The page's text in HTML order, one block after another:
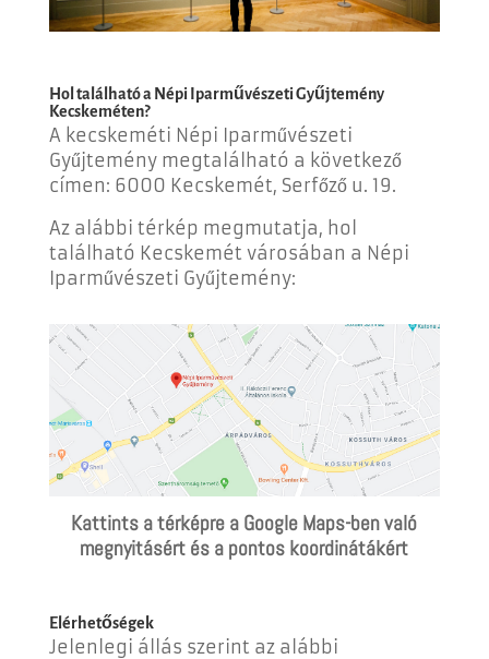
Hol található a Népi Iparművészeti Gyűjtemény
Kecskeméten?
A kecskeméti Népi Iparművészeti
Gyűjtemény megtalálható a következő
címen: 6000 Kecskemét, Serfőző u. 19.
Az alábbi térkép megmutatja, hol
található Kecskemét városában a Népi
Iparművészeti Gyűjtemény:
Kattints a térképre a Google Maps-ben való
megnyitásért és a pontos koordinátákért
Elérhetőségek
Jelenlegi állás szerint az alábbi